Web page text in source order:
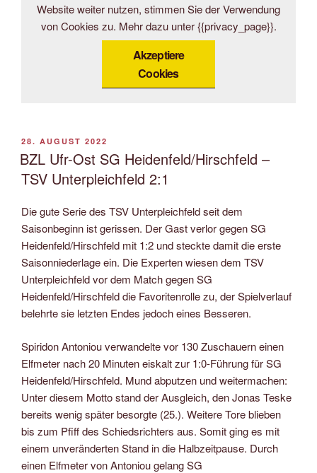
Website weiter nutzen, stimmen Sie der Verwendung
von Cookies zu. Mehr dazu unter {{privacy_page}}.
Akzeptiere
Cookies
VERÖFFENTLICHT
AM
28. AUGUST 2022
BZL Ufr-Ost SG Heidenfeld/Hirschfeld –
TSV Unterpleichfeld 2:1
Die gute Serie des TSV Unterpleichfeld seit dem
Saisonbeginn ist gerissen. Der Gast verlor gegen SG
Heidenfeld/Hirschfeld mit 1:2 und steckte damit die erste
Saisonniederlage ein. Die Experten wiesen dem TSV
Unterpleichfeld vor dem Match gegen SG
Heidenfeld/Hirschfeld die Favoritenrolle zu, der Spielverlauf
belehrte sie letzten Endes jedoch eines Besseren.
Spiridon Antoniou verwandelte vor 130 Zuschauern einen
Elfmeter nach 20 Minuten eiskalt zur 1:0-Führung für SG
Heidenfeld/Hirschfeld. Mund abputzen und weitermachen:
Unter diesem Motto stand der Ausgleich, den Jonas Teske
bereits wenig später besorgte (25.). Weitere Tore blieben
bis zum Pfiff des Schiedsrichters aus. Somit ging es mit
einem unveränderten Stand in die Halbzeitpause. Durch
einen Elfmeter von Antoniou gelang SG